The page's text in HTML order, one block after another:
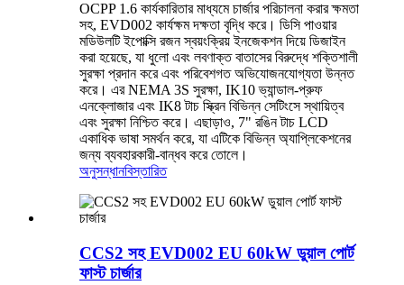
OCPP 1.6 কার্যকারিতার মাধ্যমে চার্জার পরিচালনা করার ক্ষমতা
সহ, EVD002 কার্যক্ষম দক্ষতা বৃদ্ধি করে। ডিসি পাওয়ার
মডিউলটি ইপোক্সি রজন স্বয়ংক্রিয় ইনজেকশন দিয়ে ডিজাইন
করা হয়েছে, যা ধুলো এবং লবণাক্ত বাতাসের বিরুদ্ধে শক্তিশালী
সুরক্ষা প্রদান করে এবং পরিবেশগত অভিযোজনযোগ্যতা উন্নত
করে। এর NEMA 3S সুরক্ষা, IK10 ভ্যান্ডাল-প্রুফ
এনক্লোজার এবং IK8 টাচ স্ক্রিন বিভিন্ন সেটিংসে স্থায়িত্ব
এবং সুরক্ষা নিশ্চিত করে। এছাড়াও, 7" রঙিন টাচ LCD
একাধিক ভাষা সমর্থন করে, যা এটিকে বিভিন্ন অ্যাপ্লিকেশনের
জন্য ব্যবহারকারী-বান্ধব করে তোলে।
অনুসন্ধানবিস্তারিত
CCS2 সহ EVD002 EU 60kW ডুয়াল পোর্ট
ফাস্ট চার্জার